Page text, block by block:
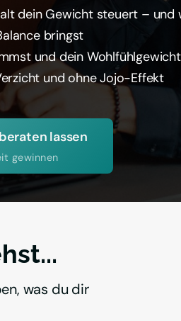
dein Gewicht steuert – und
bringst
und dein Wohlfühlgewicht
und ohne Jojo-Effekt
lassen
gewinnen
was du dir